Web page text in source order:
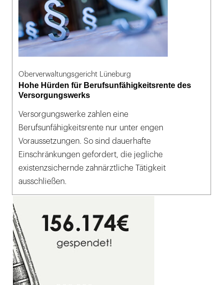
Oberverwaltungsgericht Lüneburg
Hohe Hürden für Berufsunfähigkeitsrente des
Versorgungswerks
Versorgungswerke zahlen eine
Berufsunfähigkeitsrente nur unter engen
Voraussetzungen. So sind dauerhafte
Einschränkungen gefordert, die jegliche
existenzsichernde zahnärztliche Tätigkeit
ausschließen.